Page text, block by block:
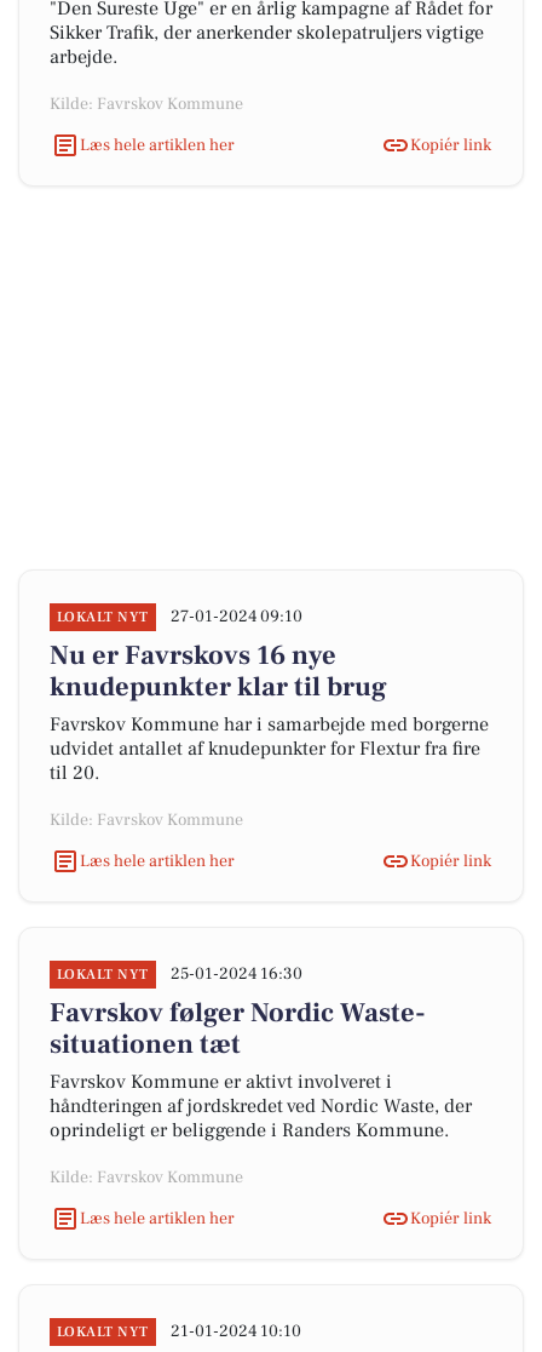
"Den Sureste Uge" er en årlig kampagne af Rådet for
Sikker Trafik, der anerkender skolepatruljers vigtige
arbejde.
Kilde: Favrskov Kommune
Læs hele artiklen her
Kopiér link
LOKALT NYT 27-01-2024 09:10
Nu er Favrskovs 16 nye
knudepunkter klar til brug
Favrskov Kommune har i samarbejde med borgerne
udvidet antallet af knudepunkter for Flextur fra fire
til 20.
Kilde: Favrskov Kommune
Læs hele artiklen her
Kopiér link
LOKALT NYT 25-01-2024 16:30
Favrskov følger Nordic Waste-
situationen tæt
Favrskov Kommune er aktivt involveret i
håndteringen af jordskredet ved Nordic Waste, der
oprindeligt er beliggende i Randers Kommune.
Kilde: Favrskov Kommune
Læs hele artiklen her
Kopiér link
LOKALT NYT 21-01-2024 10:10